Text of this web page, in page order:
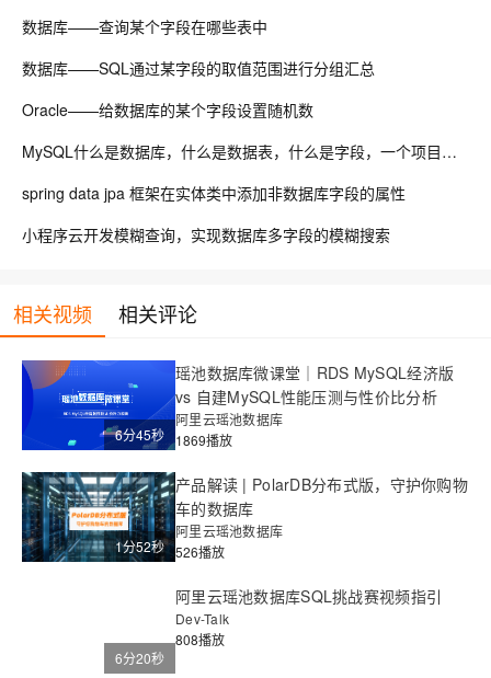
数据库——查询某个字段在哪些表中
数据库——SQL通过某字段的取值范围进行分组汇总
Oracle——给数据库的某个字段设置随机数
MySQL什么是数据库，什么是数据表，什么是字段，一个项目中可以存在多个数据库吗？
spring data jpa 框架在实体类中添加非数据库字段的属性
小程序云开发模糊查询，实现数据库多字段的模糊搜索
相关视频 相关评论
6分45秒
瑶池数据库微课堂｜RDS MySQL经济版
vs 自建MySQL性能压测与性价比分析
阿里云瑶池数据库
1869播放
1分52秒
产品解读 | PolarDB分布式版，守护你购物
车的数据库
阿里云瑶池数据库
526播放
6分20秒
阿里云瑶池数据库SQL挑战赛视频指引
Dev-Talk
808播放